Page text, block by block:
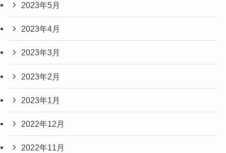
2023年5月
2023年4月
2023年3月
2023年2月
2023年1月
2022年12月
2022年11月